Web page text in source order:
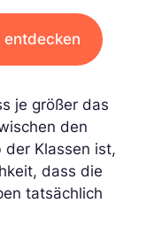
je größer das
den
der Klassen ist,
dass die
tatsächlich